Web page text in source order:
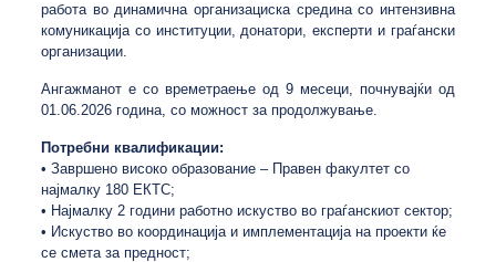
работа во динамична организациска средина со интензивна
комуникација со институции, донатори, експерти и граѓански
организации.
Ангажманот е со времетраење од 9 месеци, почнувајќи од
01.06.2026 година, со можност за продолжување.
Потребни квалификации:
• Завршено високо образование – Правен факултет со
најмалку 180 ЕКТС;
• Најмалку 2 години работно искуство во граѓанскиот сектор;
• Искуство во координација и имплементација на проекти ќе
се смета за предност;